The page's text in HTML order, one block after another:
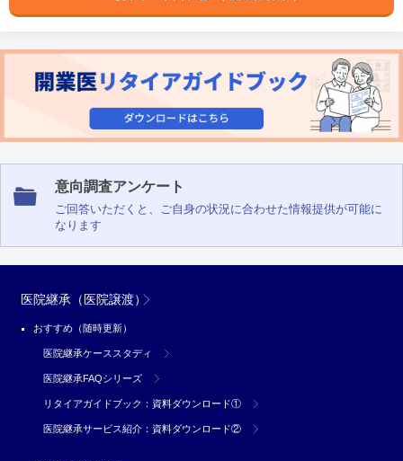
意向調査アンケート
ご回答いただくと、ご自身の状況に合わせた情報提供が可能に
なります
医院継承（医院譲渡）
おすすめ（随時更新）
医院継承ケーススタディ
医院継承FAQシリーズ
リタイアガイドブック：資料ダウンロード①
医院継承サービス紹介：資料ダウンロード②